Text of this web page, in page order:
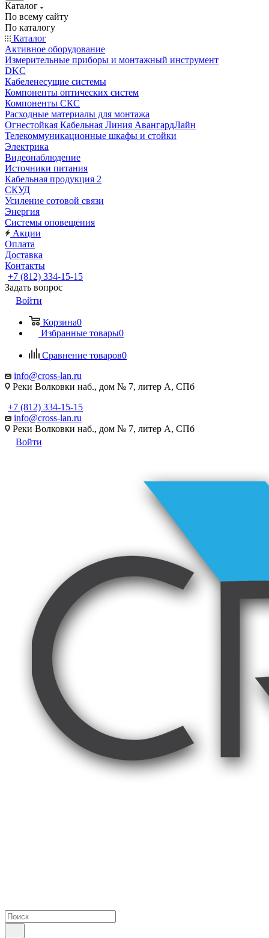
Каталог
По всему сайту
По каталогу
Каталог
Активное оборудование
Измерительные приборы и монтажный инструмент
DKC
Кабеленесущие системы
Компоненты оптических систем
Компоненты СКС
Расходные материалы для монтажа
Огнестойкая Кабельная Линия АвангардЛайн
Телекоммуникационные шкафы и стойки
Электрика
Видеонаблюдение
Источники питания
Кабельная продукция 2
СКУД
Усиление сотовой связи
Энергия
Системы оповещения
Акции
Оплата
Доставка
Контакты
+7 (812) 334-15-15
Задать вопрос
Войти
Корзина0
Избранные товары0
Сравнение товаров0
info@cross-lan.ru
Реки Волковки наб., дом № 7, литер А, СПб
+7 (812) 334-15-15
info@cross-lan.ru
Реки Волковки наб., дом № 7, литер А, СПб
Войти